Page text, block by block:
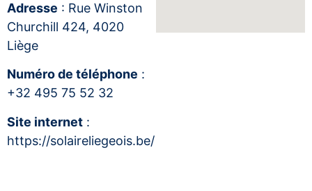
Adresse : Rue Winston
Churchill 424, 4020
Liège
Numéro de téléphone :
+32 495 75 52 32
Site internet :
https://solaireliegeois.be/